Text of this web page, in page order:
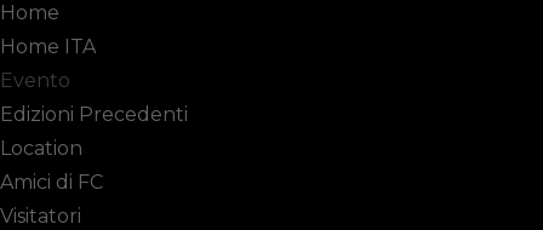
Home
Home ITA
Evento
Edizioni Precedenti
Location
Amici di FC
Visitatori